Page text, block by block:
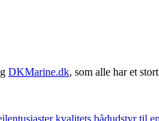
DKMarine.dk, som alle har et
kvalitets bådudstyr